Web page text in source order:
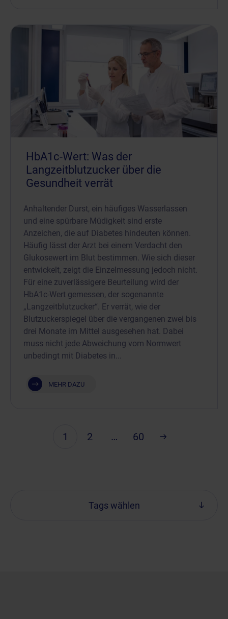
HbA1c-Wert: Was der
Langzeitblutzucker über die
Gesundheit verrät
Anhaltender Durst, ein häufiges Wasserlassen
und eine spürbare Müdigkeit sind erste
Anzeichen, die auf Diabetes hindeuten können.
Häufig lässt der Arzt bei einem Verdacht den
Glukosewert im Blut bestimmen. Wie sich dieser
entwickelt, zeigt die Einzelmessung jedoch nicht.
Für eine zuverlässigere Beurteilung wird der
HbA1c-Wert gemessen, der sogenannte
„Langzeitblutzucker“. Er verrät, wie der
Blutzuckerspiegel über die vergangenen zwei bis
drei Monate im Mittel ausgesehen hat. Dabei
muss nicht jede Abweichung vom Normwert
unbedingt mit Diabetes in...
MEHR DAZU
1 2 … 60
Tags wählen